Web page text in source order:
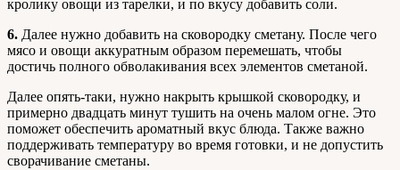
кролику овощи из тарелки, и по вкусу добавить соли.
6. Далее нужно добавить на сковородку сметану. После чего
мясо и овощи аккуратным образом перемешать, чтобы
достичь полного обволакивания всех элементов сметаной.
Далее опять-таки, нужно накрыть крышкой сковородку, и
примерно двадцать минут тушить на очень малом огне. Это
поможет обеспечить ароматный вкус блюда. Также важно
поддерживать температуру во время готовки, и не допустить
сворачивание сметаны.